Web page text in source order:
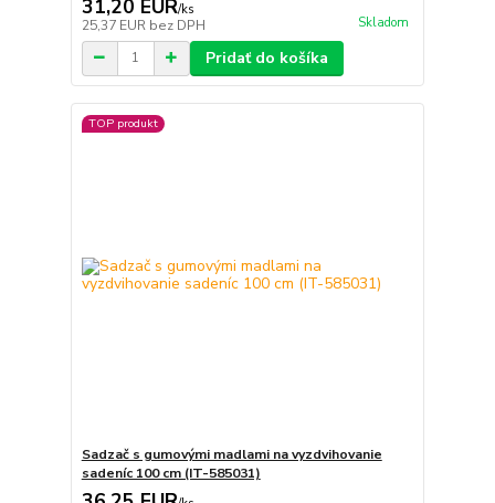
31,20 EUR/ks
25,37 EUR bez DPH Skladom
Pridať do košíka
TOP produkt
Sadzač s gumovými madlami na vyzdvihovanie
sadeníc 100 cm (IT-585031)